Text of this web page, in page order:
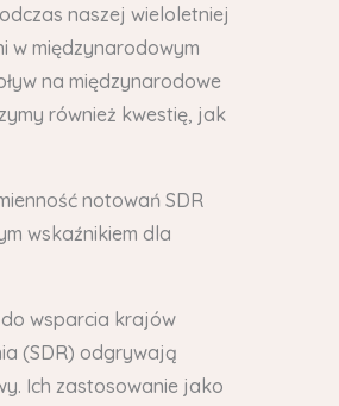
naszej wieloletniej
w międzynarodowym
na międzynarodowe
również kwestię, jak
notowań SDR
wskaźnikiem dla
wsparcia krajów
(SDR) odgrywają
Ich zastosowanie jako